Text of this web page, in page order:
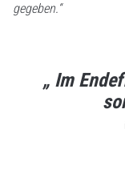
gegeben.“
„ Im